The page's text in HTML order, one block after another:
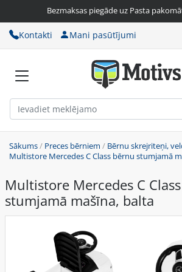
Bezmaksas piegāde uz Pasta
Kontakti Mani pasūtījumi
Sākums/ Preces bērniem / Bērnu skrejriteņi,
Multistore Mercedes C Class bērnu stumjamā
Multistore Mercedes C
stumjamā mašīna, balta